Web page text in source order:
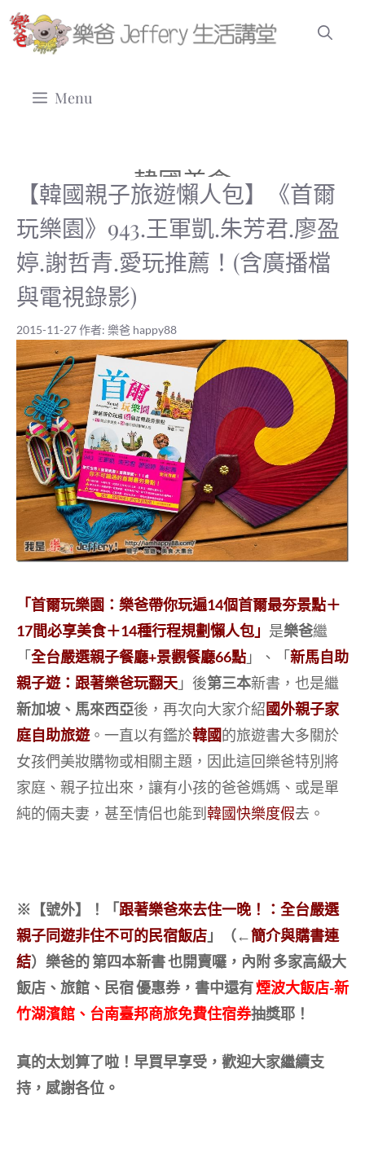
跳
至
Menu
韓國美食
【韓國親子旅遊懶人包】《首爾
玩樂園》943.王軍凱.朱芳君.廖盈
婷.謝哲青.愛玩推薦！(含廣播檔
與電視錄影)
2015-11-27作者: 樂爸 happy88
「首爾玩樂園：樂爸帶你玩遍14個首爾最夯景點＋
17間必享美食＋14種行程規劃懶人包」 是樂爸繼
「全台嚴選親子餐廳+景觀餐廳66點 」、「新馬自助
親子遊：跟著樂爸玩翻天 」後第三本新書，也是繼
新加坡、馬來西亞後，再次向大家介紹國外親子家
庭自助旅遊 。一直以有鑑於韓國的旅遊書大多關於
女孩們美妝購物或相關主題，因此這回樂爸特別將
家庭、親子拉出來，讓有小孩的爸爸媽媽、或是單
純的倆夫妻，甚至情侣也能到 韓國快樂度假去。
※【號外】！「跟著樂爸來去住一晚！：全台嚴選
親子同遊非住不可的民宿飯店 」（←簡介與購書連
結）樂爸的 第四本新書 也開賣囉，內附 多家高級大
飯店、旅館、民宿 優惠券，書中還有煙波大飯店-新
竹湖濱館、台南臺邦商旅免費住宿券抽獎耶！
真的太划算了啦！ 早買早享受，歡迎大家繼續支
持，感謝各位。